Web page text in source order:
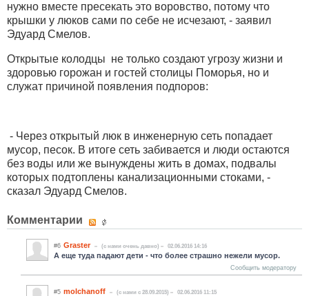
нужно вместе пресекать это воровство, потому что
крышки у люков сами по себе не исчезают, - заявил
Эдуард Смелов.
Открытые колодцы не только создают угрозу жизни и
здоровью горожан и гостей столицы Поморья, но и
служат причиной появления подпоров:
- Через открытый люк в инженерную сеть попадает
мусор, песок. В итоге сеть забивается и люди остаются
без воды или же вынуждены жить в домах, подвалы
которых подтоплены канализационными стоками, -
сказал Эдуард Смелов.
Комментарии
#6 Graster (c нами очень давно) 02.06.2016 14:16
А еще туда падают дети - что более страшно нежели мусор.
Сообщить модератору
#5 molchanoff (c нами с 28.09.2015) 02.06.2016 11:15